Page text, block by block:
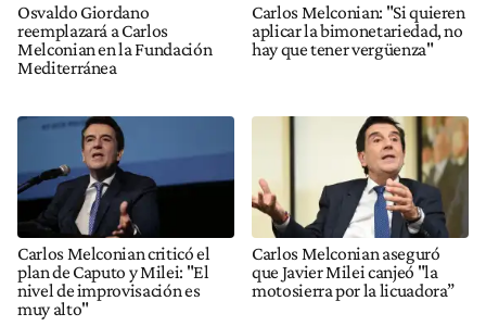
Osvaldo Giordano
reemplazará a Carlos
Melconian en la Fundación
Mediterránea
Carlos Melconian: "Si quieren
aplicar la bimonetariedad, no
hay que tener vergüenza"
Carlos Melconian criticó el
plan de Caputo y Milei: "El
nivel de improvisación es
muy alto"
Carlos Melconian aseguró
que Javier Milei canjeó "la
motosierra por la licuadora”